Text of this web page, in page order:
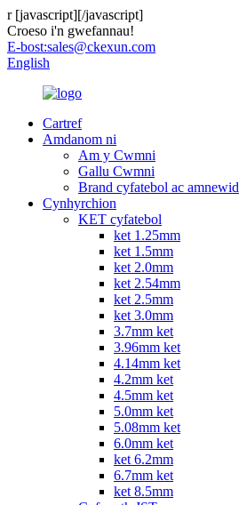
r [javascript][/javascript]
Croeso i'n gwefannau!
E-bost:sales@ckexun.com
English
Cartref
Amdanom ni
Am y Cwmni
Gallu Cwmni
Brand cyfatebol ac amnewid
Cynhyrchion
KET cyfatebol
ket 1.25mm
ket 1.5mm
ket 2.0mm
ket 2.54mm
ket 2.5mm
ket 3.0mm
3.7mm ket
3.96mm ket
4.14mm ket
4.2mm ket
4.5mm ket
5.0mm ket
5.08mm ket
6.0mm ket
ket 6.2mm
6.7mm ket
ket 8.5mm